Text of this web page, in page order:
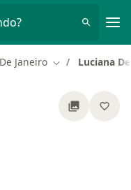
Janeiro Mudar de cidade
Luciana